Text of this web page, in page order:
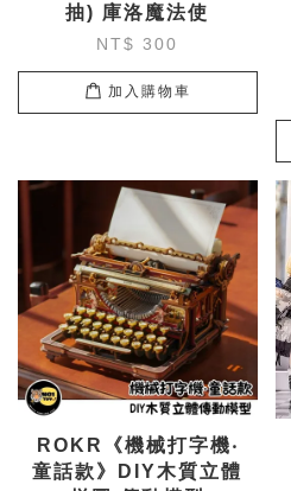
抽) 庫洛魔法使
NT$ 300
加入購物車
ROKR《機械打字機‧
童話款》DIY木質立體